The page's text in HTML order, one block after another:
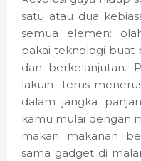
satu atau dua
semua elemen:
pakai teknologi buat
dan berkelanjutan.
lakuin terus-
dalam jangka
kamu mulai dengan
makan makanan
sama gadget di